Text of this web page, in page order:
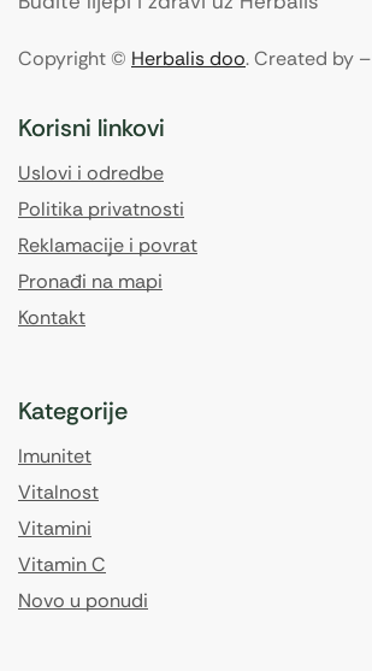
Copyright © Herbalis doo. Created by –
Korisni linkovi
Uslovi i odredbe
Politika privatnosti
Reklamacije i povrat
Pronađi na mapi
Kontakt
Kategorije
Imunitet
Vitalnost
Vitamini
Vitamin C
Novo u ponudi